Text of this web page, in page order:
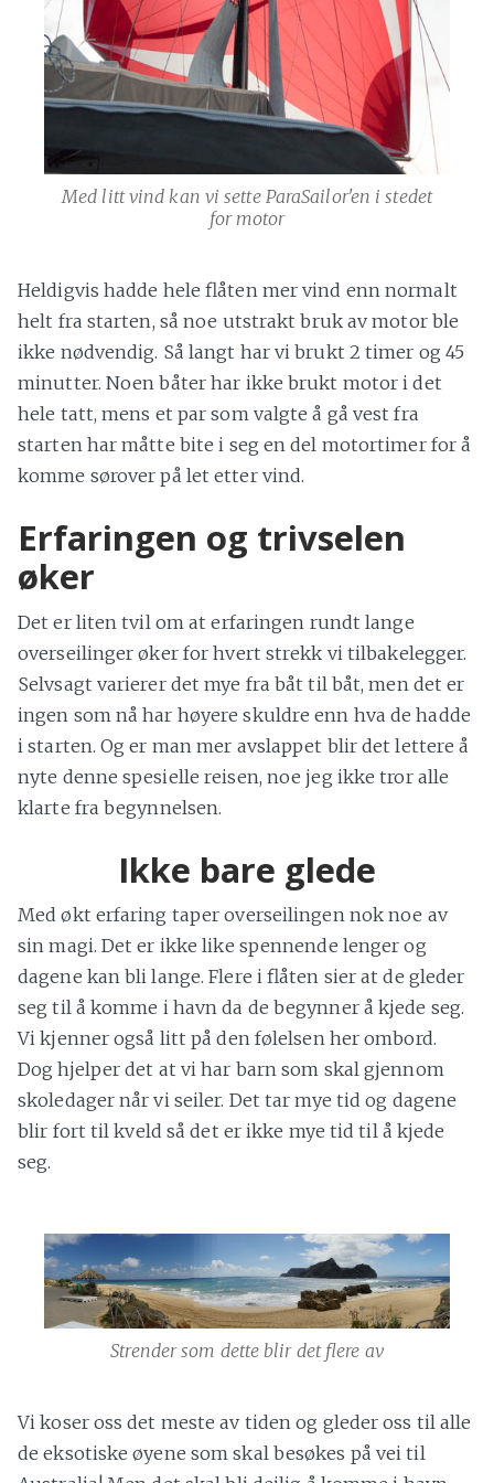
Med litt vind kan vi sette ParaSailor'en i stedet
for motor
Heldigvis hadde hele flåten mer vind enn normalt
helt fra starten, så noe utstrakt bruk av motor ble
ikke nødvendig. Så langt har vi brukt 2 timer og 45
minutter. Noen båter har ikke brukt motor i det
hele tatt, mens et par som valgte å gå vest fra
starten har måtte bite i seg en del motortimer for å
komme sørover på let etter vind.
Erfaringen og trivselen
øker
Det er liten tvil om at erfaringen rundt lange
overseilinger øker for hvert strekk vi tilbakelegger.
Selvsagt varierer det mye fra båt til båt, men det er
ingen som nå har høyere skuldre enn hva de hadde
i starten. Og er man mer avslappet blir det lettere å
nyte denne spesielle reisen, noe jeg ikke tror alle
klarte fra begynnelsen.
Ikke bare glede
Med økt erfaring taper overseilingen nok noe av
sin magi. Det er ikke like spennende lenger og
dagene kan bli lange. Flere i flåten sier at de gleder
seg til å komme i havn da de begynner å kjede seg.
Vi kjenner også litt på den følelsen her ombord.
Dog hjelper det at vi har barn som skal gjennom
skoledager når vi seiler. Det tar mye tid og dagene
blir fort til kveld så det er ikke mye tid til å kjede
seg.
Strender som dette blir det flere av
Vi koser oss det meste av tiden og gleder oss til alle
de eksotiske øyene som skal besøkes på vei til